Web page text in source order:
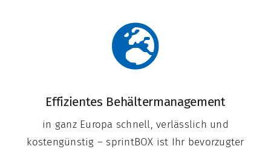
Effizientes Behältermanagement
in ganz Europa schnell, verlässlich und
kostengünstig – sprintBOX ist Ihr bevorzugter